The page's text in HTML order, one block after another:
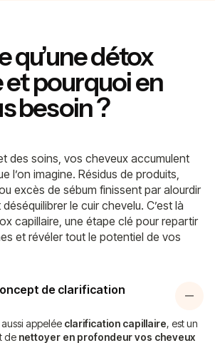
qu’une détox
et pourquoi en
besoin ?
des soins, vos cheveux accumulent
l’on imagine. Résidus de produits,
excès de sébum finissent par alourdir
le cuir chevelu. C’est là
capillaire, une étape clé pour repartir
et révéler tout le potentiel de vos
de clarification
appelée clarification capillaire, est un
de nettoyer en profondeur vos cheveux